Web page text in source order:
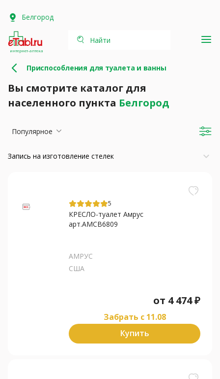
Белгород
интернет-аптека
Найти
Приспособления для туалета и ванны
Вы смотрите каталог для
населенного пункта Белгород
Популярное
Запись на изготовление стелек keyboard_arrow_down
5
КРЕСЛО-туалет Амрус
арт.AMCB6809
АМРУС
США
от 4 474₽
Забрать c 11.08
Купить